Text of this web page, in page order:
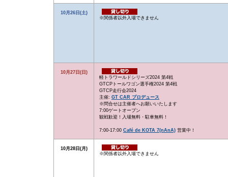
10月26日(土)
※関係者以外入場できません
10月27日(日)
軽トラワールドシリーズ2024 第4戦
GTCPトールワゴン選手権2024 第4戦
GTCP走行会2024
主催: GT CAR プロデュース
※問合せは主催者へお願いいたします
7:00ゲートオープン
観戦歓迎！入場無料・駐車無料！
7:00-17:00 Café de KOTA 7(nAnA) 営業中！
10月28日(月)
※関係者以外入場できません